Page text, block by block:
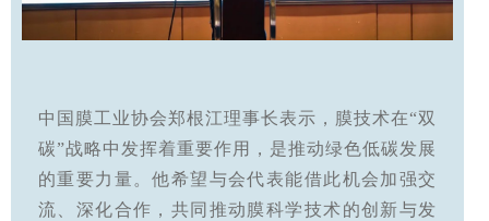
中国膜工业协会郑根江理事长表示，膜技术在“双
碳”战略中发挥着重要作用，是推动绿色低碳发展
的重要力量。他希望与会代表能借此机会加强交
流、深化合作，共同推动膜科学技术的创新与发